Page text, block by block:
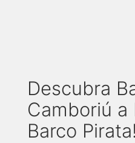
Descubra
Camboriú a
Barco Pirata!